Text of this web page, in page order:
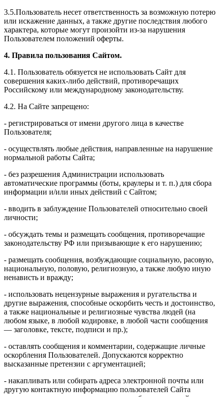
3.5.Пользователь несет ответственность за возможную потерю
или искажение данных, а также другие последствия любого
характера, которые могут произойти из-за нарушения
Пользователем положений оферты.
4. Правила пользования Сайтом.
4.1. Пользователь обязуется не использовать Сайт для
совершения каких-либо действий, противоречащих
Российскому или международному законодательству.
4.2. На Сайте запрещено:
- регистрироваться от имени другого лица в качестве
Пользователя;
- осуществлять любые действия, направленные на нарушение
нормальной работы Сайта;
- без разрешения Администрации использовать
автоматические программы (боты, краулеры и т. п.) для сбора
информации и/или иных действий с Сайтом;
- вводить в заблуждение Пользователей относительно своей
личности;
- обсуждать темы и размещать сообщения, противоречащие
законодательству РФ или призывающие к его нарушению;
- размещать сообщения, возбуждающие социальную, расовую,
национальную, половую, религиозную, а также любую иную
ненависть и вражду;
- использовать нецензурные выражения и ругательства и
другие выражения, способные оскорбить честь и достоинство,
а также национальные и религиозные чувства людей (на
любом языке, в любой кодировке, в любой части сообщения
— заголовке, тексте, подписи и пр.);
- оставлять сообщения и комментарии, содержащие личные
оскорбления Пользователей. Допускаются корректно
высказанные претензии с аргументацией;
- накапливать или собирать адреса электронной почты или
другую контактную информацию пользователей Сайта